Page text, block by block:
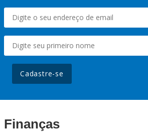
Cadastre-se
Finanças